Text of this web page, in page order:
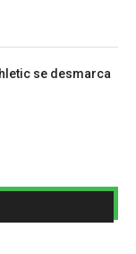
se desmarca